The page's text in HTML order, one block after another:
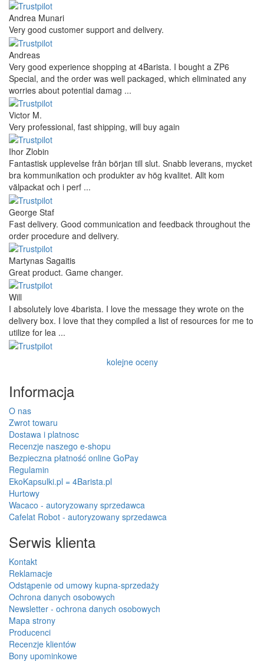
Andrea Munari
Very good customer support and delivery.
Andreas
Very good experience shopping at 4Barista. I bought a ZP6
Special, and the order was well packaged, which eliminated any
worries about potential damag ...
Victor M.
Very professional, fast shipping, will buy again
Ihor Zlobin
Fantastisk upplevelse från början till slut. Snabb leverans, mycket
bra kommunikation och produkter av hög kvalitet. Allt kom
välpackat och i perf ...
George Staf
Fast delivery. Good communication and feedback throughout the
order procedure and delivery.
Martynas Sagaitis
Great product. Game changer.
Will
I absolutely love 4barista. I love the message they wrote on the
delivery box. I love that they compiled a list of resources for me to
utilize for lea ...
kolejne oceny
Informacja
O nas
Zwrot towaru
Dostawa i platnosc
Recenzje naszego e-shopu
Bezpieczna płatność online GoPay
Regulamin
EkoKapsulki.pl = 4Barista.pl
Hurtowy
Wacaco - autoryzowany sprzedawca
Cafelat Robot - autoryzowany sprzedawca
Serwis klienta
Kontakt
Reklamacje
Odstąpenie od umowy kupna-sprzedaży
Ochrona danych osobowych
Newsletter - ochrona danych osobowych
Mapa strony
Producenci
Recenzje klientów
Bony upominkowe